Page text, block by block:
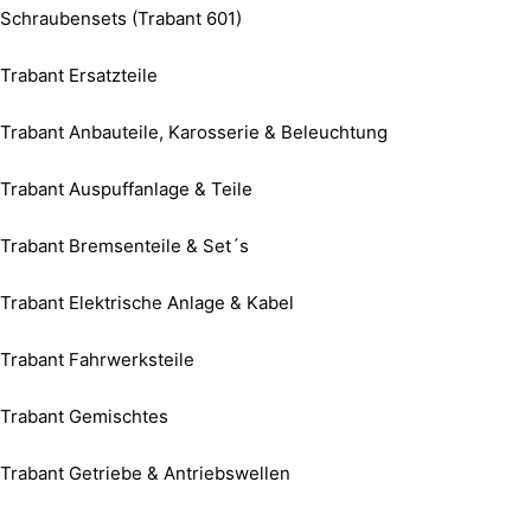
Schraubensets (Trabant 601)
Trabant Ersatzteile
Trabant Anbauteile, Karosserie & Beleuchtung
Trabant Auspuffanlage & Teile
Trabant Bremsenteile & Set´s
Trabant Elektrische Anlage & Kabel
Trabant Fahrwerksteile
Trabant Gemischtes
Trabant Getriebe & Antriebswellen